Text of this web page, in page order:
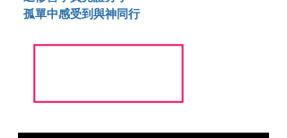
孤單中感受到與神同行